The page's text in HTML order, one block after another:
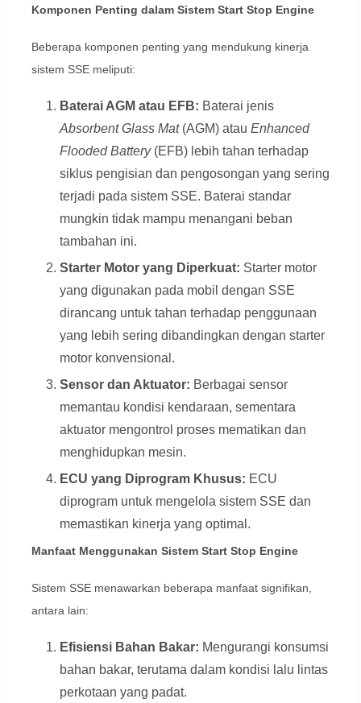
Komponen Penting dalam Sistem Start Stop Engine
Beberapa komponen penting yang mendukung kinerja
sistem SSE meliputi:
Baterai AGM atau EFB: Baterai jenis
Absorbent Glass Mat(AGM) atau Enhanced
Flooded Battery(EFB) lebih tahan terhadap
siklus pengisian dan pengosongan yang sering
terjadi pada sistem SSE. Baterai standar
mungkin tidak mampu menangani beban
tambahan ini.
Starter Motor yang Diperkuat: Starter motor
yang digunakan pada mobil dengan SSE
dirancang untuk tahan terhadap penggunaan
yang lebih sering dibandingkan dengan starter
motor konvensional.
Sensor dan Aktuator: Berbagai sensor
memantau kondisi kendaraan, sementara
aktuator mengontrol proses mematikan dan
menghidupkan mesin.
ECU yang Diprogram Khusus: ECU
diprogram untuk mengelola sistem SSE dan
memastikan kinerja yang optimal.
Manfaat Menggunakan Sistem Start Stop Engine
Sistem SSE menawarkan beberapa manfaat signifikan,
antara lain:
Efisiensi Bahan Bakar: Mengurangi konsumsi
bahan bakar, terutama dalam kondisi lalu lintas
perkotaan yang padat.